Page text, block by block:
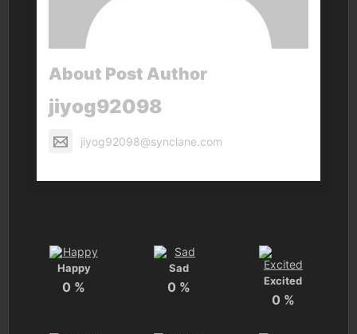
About Post Author
jiyog92098
jiyog92098@synclane.com
Happy
0 %
Sad
0 % Excited
0 %